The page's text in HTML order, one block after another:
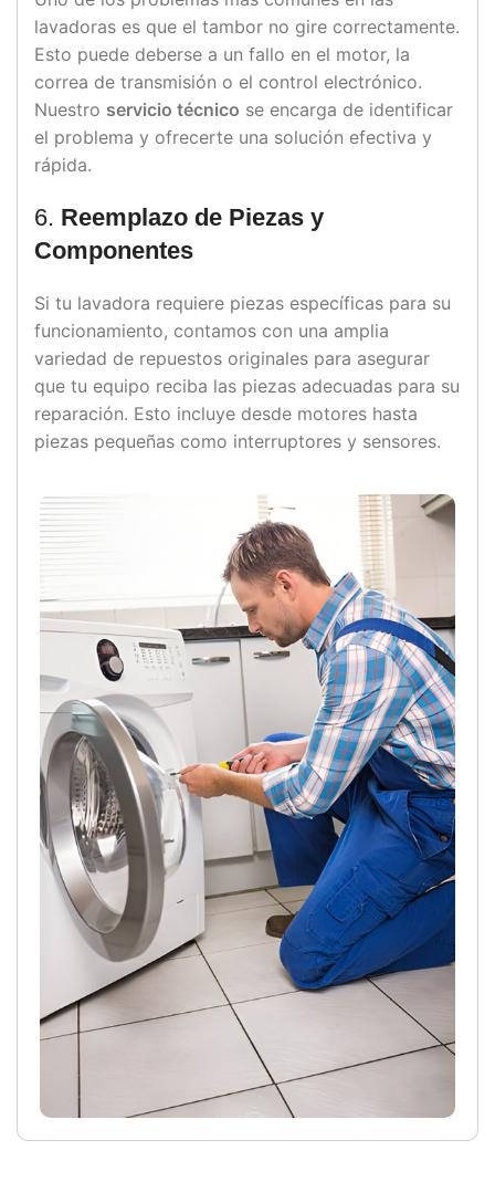
lavadoras es que el tambor no gire correctamente.
Esto puede deberse a un fallo en el motor, la
correa de transmisión o el control electrónico.
Nuestro servicio técnico se encarga de identificar
el problema y ofrecerte una solución efectiva y
rápida.
6. Reemplazo de Piezas y
Componentes
Si tu lavadora requiere piezas específicas para su
funcionamiento, contamos con una amplia
variedad de repuestos originales para asegurar
que tu equipo reciba las piezas adecuadas para su
reparación. Esto incluye desde motores hasta
piezas pequeñas como interruptores y sensores.